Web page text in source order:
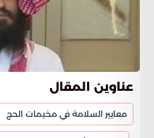
عناوين المقال
معايير السلامة في مخيمات الحج